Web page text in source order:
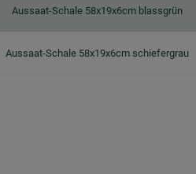
Aussaat-Schale 58x19x6cm blassgrün
Aussaat-Schale 58x19x6cm schiefergrau